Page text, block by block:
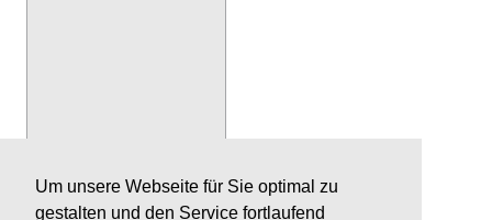
Um unsere Webseite für Sie optimal zu
gestalten und den Service fortlaufend